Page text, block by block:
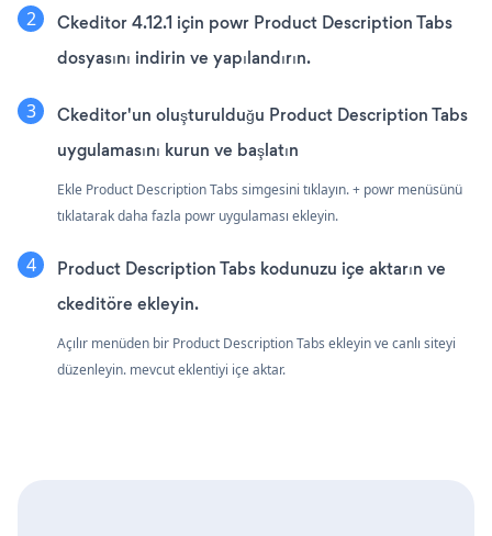
Ckeditor 4.12.1 için powr Product Description Tabs
dosyasını indirin ve yapılandırın.
Ckeditor'un oluşturulduğu Product Description Tabs
uygulamasını kurun ve başlatın
Ekle Product Description Tabs simgesini tıklayın. + powr menüsünü
tıklatarak daha fazla powr uygulaması ekleyin.
Product Description Tabs kodunuzu içe aktarın ve
ckeditöre ekleyin.
Açılır menüden bir Product Description Tabs ekleyin ve canlı siteyi
düzenleyin. mevcut eklentiyi içe aktar.